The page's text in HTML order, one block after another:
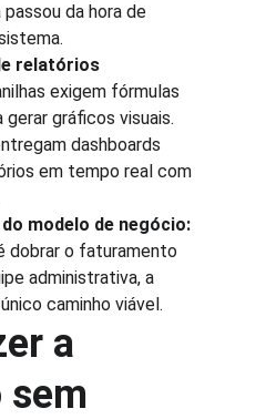
da hora de
relatórios
exigem fórmulas
gráficos visuais.
dashboards
em tempo real com
modelo de negócio:
dobrar o faturamento
administrativa, a
caminho viável.
a